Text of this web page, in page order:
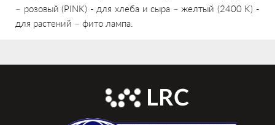
– розовый (PINK) - для хлеба и сыра – желтый (2400 K) -
для растений – фито лампа.